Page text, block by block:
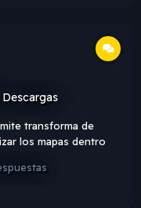
transforma de
los mapas dentro
defectuosa.